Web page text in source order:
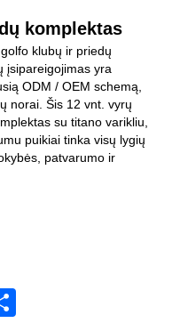
komplektas
klubų ir priedų
įsipareigojimas yra
ODM / OEM schemą,
norai. Šis 12 vnt. vyrų
su titano varikliu,
puikiai tinka visų lygių
patvarumo ir